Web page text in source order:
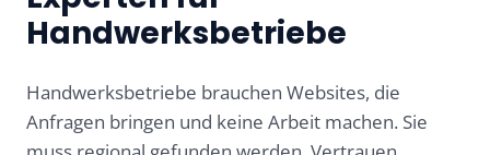
Handwerksbetriebe
Handwerksbetriebe brauchen Websites, die
Anfragen bringen und keine Arbeit machen. Sie